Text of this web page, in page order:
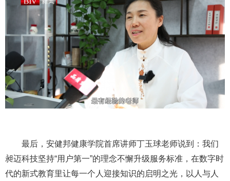
最后，安健邦健康学院首席讲师丁玉球老师说到：我们
昶迈科技坚持“用户第一”的理念不懈升级服务标准，在数字时
代的新式教育里让每一个人迎接知识的启明之光，以人与人